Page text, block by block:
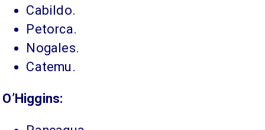
Cabildo.
Petorca.
Nogales.
Catemu.
​O’Higgins: